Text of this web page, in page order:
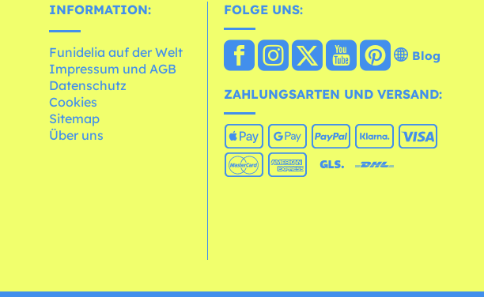
INFORMATION:
Funidelia auf der Welt
Impressum und AGB
Datenschutz
Cookies
Sitemap
Über uns
FOLGE UNS:
Blog
ZAHLUNGSARTEN UND VERSAND: